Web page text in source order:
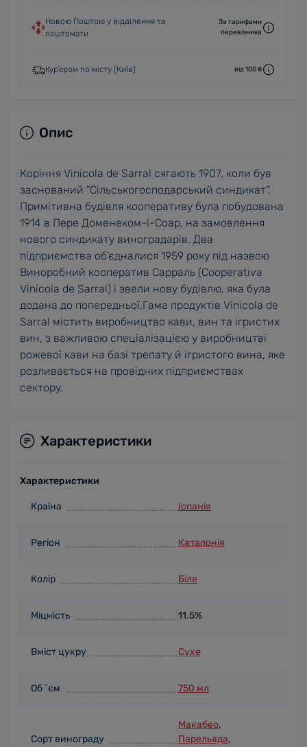
Новою Поштою у відділення та
поштомати
За тарифами
перевізника
Курʼєром по місту (Київ) від 100 ₴
Опис
Коріння Vinicola de Sarral сягають 1907, коли був
заснований "Сільськогосподарський синдикат".
Примітивна будівля кооперативу була побудована
1914 в Пере Доменеком-і-Соар, на замовлення
нового синдикату виноградарів. Два
підприємства об'єдналися 1959 року під назвою
Виноробний кооператив Сарраль (Cooperativa
Vinícola de Sarral) і звели нову будівлю, яка була
додана до попередньої.Гама продуктів Vinicola de
Sarral містить виробництво кави, вин та ігристих
вин, з важливою спеціалізацією у виробництві
рожевої кави на базі трепату й ігристого вина, яке
розливається на провідних підприємствах
сектору.
Характеристики
Характеристики
Країна Іспанія
Регіон Каталонія
Колір Біле
Міцність 11.5%
Вміст цукру Сухе
Об `єм 750 мл
Сорт винограду
Макабео,
Парельяда,